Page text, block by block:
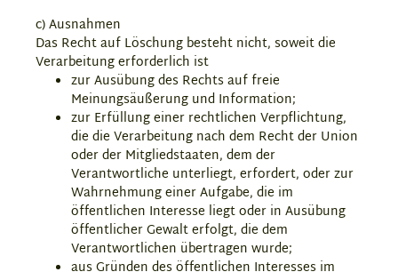
c) Ausnahmen
Das Recht auf Löschung besteht nicht, soweit die
Verarbeitung erforderlich ist
zur Ausübung des Rechts auf freie
Meinungsäußerung und Information;
zur Erfüllung einer rechtlichen Verpflichtung,
die die Verarbeitung nach dem Recht der Union
oder der Mitgliedstaaten, dem der
Verantwortliche unterliegt, erfordert, oder zur
Wahrnehmung einer Aufgabe, die im
öffentlichen Interesse liegt oder in Ausübung
öffentlicher Gewalt erfolgt, die dem
Verantwortlichen übertragen wurde;